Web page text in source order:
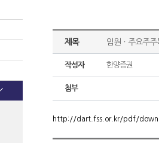
제목 임원ㆍ주요주
작성자 한양증권
첨부
http://dart.fss.or.kr/pdf/